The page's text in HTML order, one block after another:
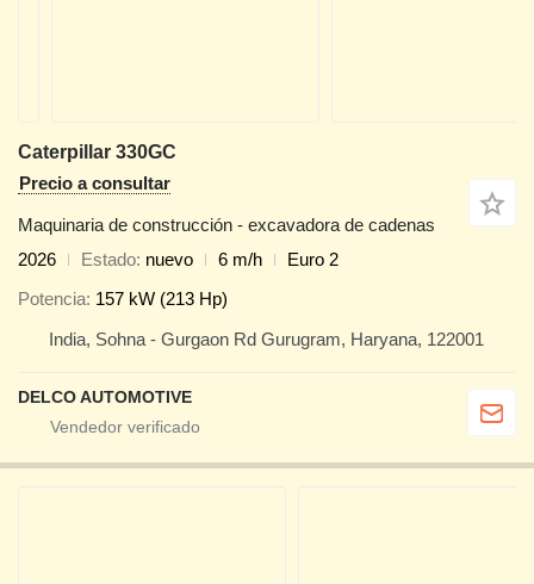
Caterpillar 330GC
Precio a consultar
Maquinaria de construcción - excavadora de cadenas
2026
Estado nuevo 6 m/h
Euro 2
Potencia 157 kW (213 Hp)
India, Sohna - Gurgaon Rd Gurugram, Haryana, 122001
DELCO AUTOMOTIVE